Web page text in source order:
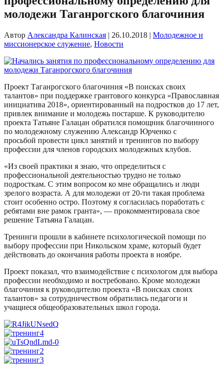
молодежи Таганрогского благочиния
Автор Александра Калинская | 26.10.2018 | Молодежное и
миссионерское служение, Новости
Проект Таганрогского благочиния «В поисках своих
талантов» при поддержке грантового конкурса «Православная
инициатива 2018», ориентированный на подростков до 17 лет,
привлек внимание и молодежь постарше. К руководителю
проекта Татьяне Галацан обратился помощник благочинного
по молодежному служению Александр Юрченко с
просьбой провести цикл занятий и тренингов по выбору
профессии для членов городских молодежных клубов.
«Из своей практики я знаю, что определиться с
профессиональной деятельностью трудно не только
подросткам. С этим вопросом ко мне обращались и люди
зрелого возраста. А для молодежи от 20-ти такая проблема
стоит особенно остро. Поэтому я согласилась поработать с
ребятами вне рамок гранта», — прокомментировала свое
решение Татьяна Галацан.
Тренинги прошли в кабинете психологической помощи по
выбору профессии при Никольском храме, который будет
действовать до окончания работы проекта в ноябре.
Проект показал, что взаимодействие с психологом для выбора
профессии необходимо и востребовано. Кроме молодежи
благочиния к руководителю проекта «В поисках своих
талантов» за сотрудничеством обратились педагоги и
учащиеся общеобразовательных школ города.